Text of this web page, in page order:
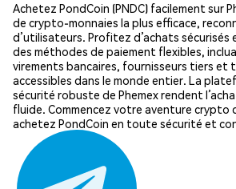
Achetez PondCoin (PNDC) facilement sur
de crypto-monnaies la plus efficace,
d’utilisateurs. Profitez d’achats
des méthodes de paiement flexibles,
virements bancaires, fournisseurs tiers et
accessibles dans le monde entier. La
sécurité robuste de Phemex rendent
fluide. Commencez votre aventure crypto
achetez PondCoin en toute sécurité et